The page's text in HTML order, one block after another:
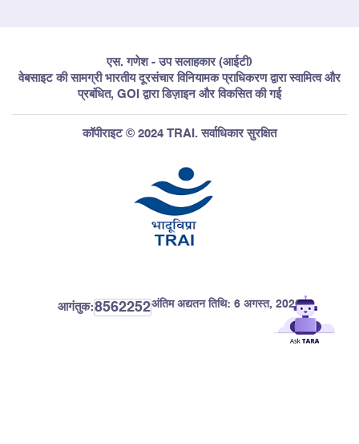
एस. गणेश - उप सलाहकार (आईटी)
वेबसाइट की सामग्री भारतीय दूरसंचार विनियामक प्राधिकरण द्वारा स्वामित्व और
प्रबंधित, GOI द्वारा डिज़ाइन और विकसित की गई
कॉपीराइट © 2024 TRAI. सर्वाधिकार सुरक्षित
आगंतुक:8562252अंतिम अद्यतन तिथि: 6 अगस्त, 2026